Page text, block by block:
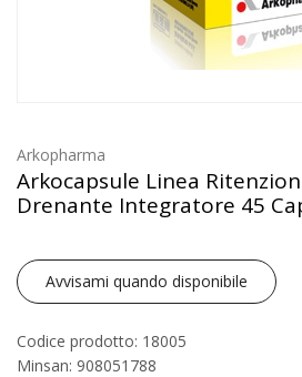
Arkopharma
Arkocapsule Linea
Drenante Integratore 45
Avvisami quando disponibile
Codice prodotto: 18005
Minsan: 908051788